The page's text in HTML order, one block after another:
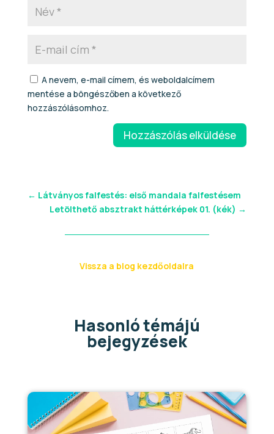
A nevem, e-mail címem, és weboldalcímem
mentése a böngészőben a következő
hozzászólásomhoz.
Hozzászólás elküldése
← Látványos falfestés: első mandala falfestésem
Letölthető absztrakt háttérképek 01. (kék) →
Vissza a blog kezdőoldalra
Hasonló témájú
bejegyzések